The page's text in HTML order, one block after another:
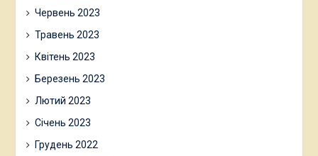
Червень 2023
Травень 2023
Квітень 2023
Березень 2023
Лютий 2023
Січень 2023
Грудень 2022